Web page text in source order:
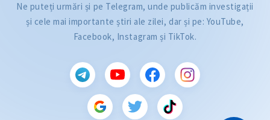
Ne puteți urmări și pe Telegram, unde publicăm investigații
și cele mai importante știri ale zilei, dar și pe: YouTube,
Facebook, Instagram și TikTok.